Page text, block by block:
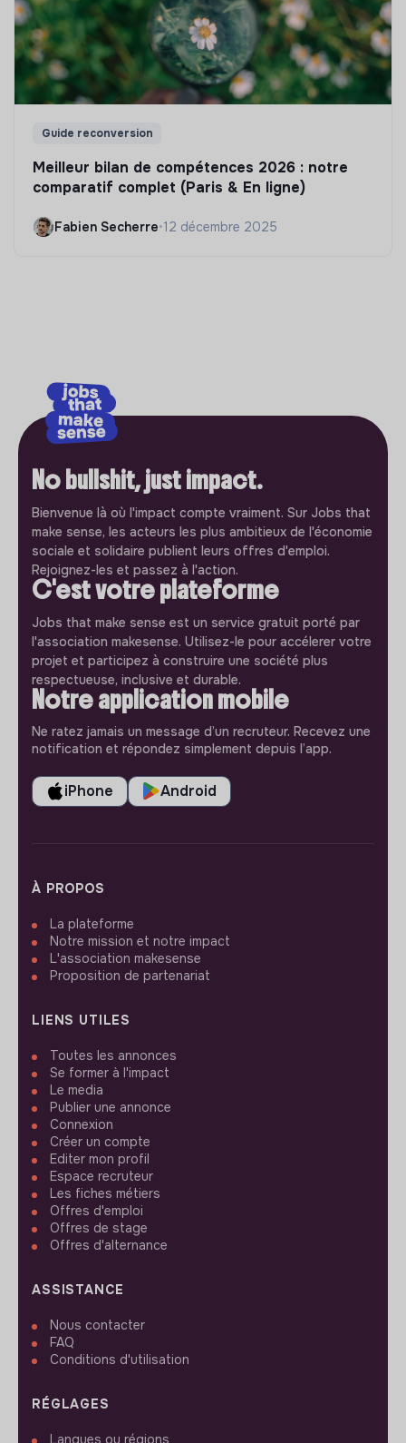
Guide reconversion
Meilleur bilan de compétences 2026 : notre
comparatif complet (Paris & En ligne)
Fabien Secherre•12 décembre 2025
No bullshit, just impact.
Bienvenue là où l'impact compte vraiment. Sur Jobs that
make sense, les acteurs les plus ambitieux de l'économie
sociale et solidaire publient leurs offres d'emploi.
Rejoignez-les et passez à l'action.
C'est votre plateforme
Jobs that make sense est un service gratuit porté par
l'association makesense. Utilisez-le pour accélerer votre
projet et participez à construire une société plus
respectueuse, inclusive et durable.
Notre application mobile
Ne ratez jamais un message d’un recruteur. Recevez une
notification et répondez simplement depuis l’app.
iPhone Android
À PROPOS
La plateforme
Notre mission et notre impact
L'association makesense
Proposition de partenariat
LIENS UTILES
Toutes les annonces
Se former à l'impact
Le media
Publier une annonce
Connexion
Créer un compte
Editer mon profil
Espace recruteur
Les fiches métiers
Offres d'emploi
Offres de stage
Offres d'alternance
ASSISTANCE
Nous contacter
FAQ
Conditions d'utilisation
RÉGLAGES
Langues ou régions